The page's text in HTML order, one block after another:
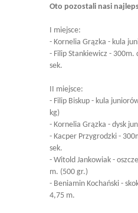
Oto pozostali nasi
I miejsce:
- Kornelia Grązka - kula
- Filip Stankiewicz - 300m.
sek.
II miejsce:
- Filip Biskup - kula
kg)
- Kornelia Grązka - dysk
- Kacper Przygrodzki -
sek.
- Witold Jankowiak -
m. (500 gr.)
- Beniamin Kochański -
4,75 m.